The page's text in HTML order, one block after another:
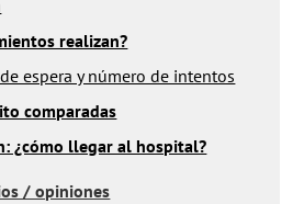
realizan?
espera y número de intentos
comparadas
¿cómo llegar al hospital?
/ opiniones